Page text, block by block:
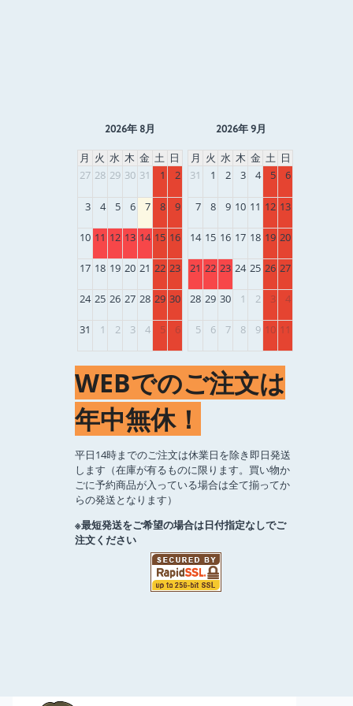
2026年 8月
月 火 水 木 金 土 日
27 28 29 30 31 1 2
3 4 5 6 7 8 9
10 11 12 13 14 15 16
17 18 19 20 21 22 23
24 25 26 27 28 29 30
31 1 2 3 4 5 6
2026年 9月
月 火 水 木 金 土 日
31
1 2 3 4 5 6
7 8 9 10 11 12 13
14 15 16 17 18 19 20
21 22 23 24 25 26 27
28 29 30 1 2 3 4
5 6 7 8 9 10 11
WEBでのご注文は
年中無休！
平日14時までのご注文は休業日を除き即日発送
します（在庫が有るものに限ります。買い物か
ごに予約商品が入っている場合は全て揃ってか
らの発送となります）
※最短発送をご希望の場合は日付指定なしでご
注文ください